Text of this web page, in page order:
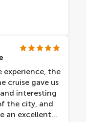
experience, the
cruise gave us
interesting
the city, and
an excellent